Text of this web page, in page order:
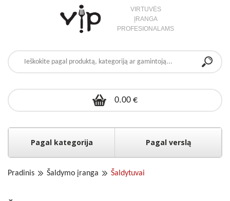
VIRTUVĖS
ĮRANGA
PROFESIONALAMS
0.00 €
Pagal kategorija Pagal verslą
Pradinis Šaldymo įranga Šaldytuvai